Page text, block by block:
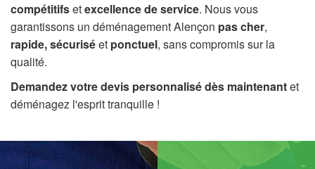
compétitifsetexcellence de service. Nous vous
garantissons un déménagement Alençon pas cher,
rapide, sécuriséet ponctuel, sans compromis sur la
qualité.
Demandez votre devis personnalisé dès maintenantet
déménagez l'esprit tranquille !